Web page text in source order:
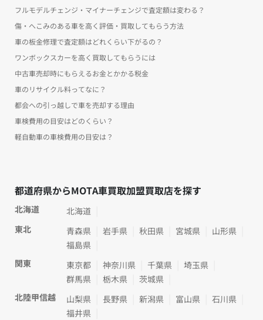
フルモデルチェンジ・マイナーチェンジで査定額は変わる？
傷・へこみのある車を高く評価・買取してもらう方法
車の板金修理で査定額はどれくらい下がるの？
ワンボックスカーを高く買取してもらうには
中古車売却時にもらえるお金とかかる税金
車のリサイクル料ってなに？
都会への引っ越しで車を売却する理由
車検費用の目安はどのくらい？
軽自動車の車検費用の目安は？
都道府県からMOTA車買取加盟買取店を探す
北海道
北海道
東北
青森県 岩手県 秋田県 宮城県
山形県
福島県
関東
東京都 神奈川県 千葉県
埼玉県
群馬県
栃木県
茨城県
北陸甲信越
山梨県 長野県 新潟県 富山県
石川県
福井県